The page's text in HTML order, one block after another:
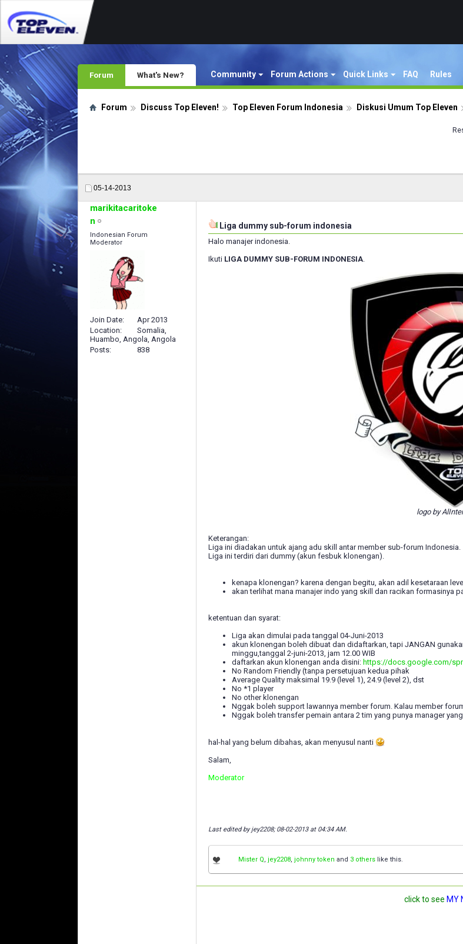
Forum Community Forum Actions Quick Links FAQ Rules
What's New?
Forum Discuss Top Eleven! Top Eleven Forum Indonesia Diskusi Umum Top Eleven
05-14-2013
marikitacaritoke
n
Indonesian Forum
Moderator
Join Date
Apr 2013
Location
Somalia,
Huambo, Angola, Angola
Posts
838
Liga dummy sub-forum indonesia
Halo manajer indonesia.
Ikuti LIGA DUMMY SUB-FORUM INDONESIA.
logo by
Keterangan:
Liga ini diadakan untuk ajang adu skill antar member sub-forum Indonesia.
Liga ini terdiri dari dummy (akun fesbuk klonengan).
kenapa klonengan? karena dengan begitu, akan adil kesetaraan
akan terlihat mana manajer indo yang skill dan racikan formasinya
ketentuan dan syarat:
Liga akan dimulai pada tanggal 04-Juni-2013
akun klonengan boleh dibuat dan didaftarkan, tapi JANGAN
minggu,tanggal 2-juni-2013, jam 12.00 WIB
daftarkan akun klonengan anda disini: https://docs.google.com/
No Random Friendly (tanpa persetujuan kedua pihak
Average Quality maksimal 19.9 (level 1), 24.9 (level 2), dst
No *1 player
No other klonengan
Nggak boleh support lawannya member forum. Kalau member
Nggak boleh transfer pemain antara 2 tim yang punya manager
hal-hal yang belum dibahas, akan menyusul nanti
Salam,
Moderator
Last edited by jey2208; 08-02-2013 at 04:34 AM.
Mister Q, jey2208, johnny token and 3 others like this.
click to see MY